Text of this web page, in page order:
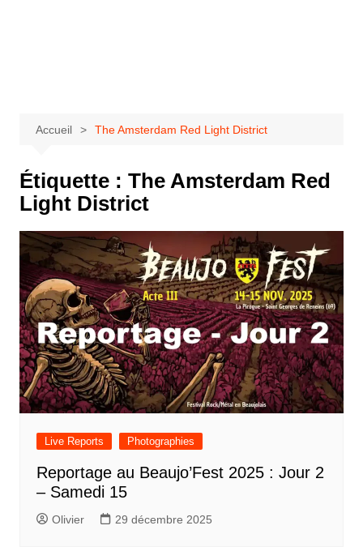
Accueil The Amsterdam Red Light District
Étiquette : The Amsterdam Red
Light District
Live Reports Photographies
Reportage au Beaujo’Fest 2025 : Jour 2
– Samedi 15
Olivier 29 décembre 2025